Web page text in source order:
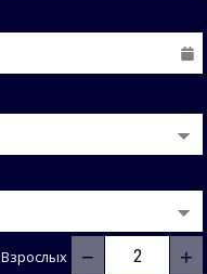
Взрослых − +